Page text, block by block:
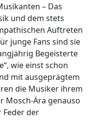
– Das
und dem stets
Auftreten
junge Fans sind sie
Begeisterte
wie einst schon
mit ausgeprägtem
die Musiker ihrem
Mosch-Ära genauso
Feder der